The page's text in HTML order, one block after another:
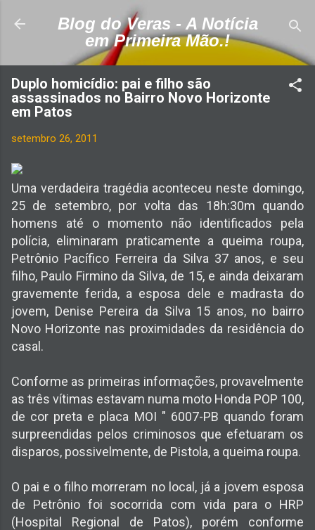
Pular para o conteúdo principal
Blog do Veras - A Notícia
em Primeira Mão.!
Duplo homicídio: pai e filho são
assassinados no Bairro Novo Horizonte
em Patos
setembro 26, 2011
Uma verdadeira tragédia aconteceu neste domingo,
25 de setembro, por volta das 18h:30m quando
homens até o momento não identificados pela
polícia, eliminaram praticamente a queima roupa,
Petrônio Pacífico Ferreira da Silva 37 anos, e seu
filho, Paulo Firmino da Silva, de 15, e ainda deixaram
gravemente ferida, a esposa dele e madrasta do
jovem, Denise Pereira da Silva 15 anos, no bairro
Novo Horizonte nas proximidades da residência do
casal.
Conforme as primeiras informações, provavelmente
as três vítimas estavam numa moto Honda POP 100,
de cor preta e placa MOI " 6007-PB quando foram
surpreendidas pelos criminosos que efetuaram os
disparos, possivelmente, de Pistola, a queima roupa.
O pai e o filho morreram no local, já a jovem esposa
de Petrônio foi socorrida com vida para o HRP
(Hospital Regional de Patos), porém conforme